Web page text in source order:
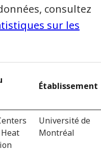
consultez
sur les
Établissement
Université de
Montréal